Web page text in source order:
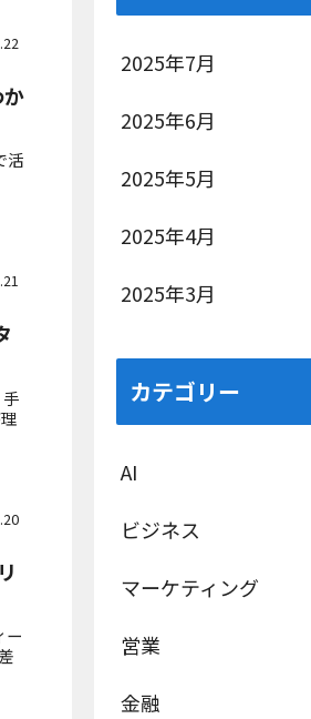
活
ー
2025年7月
2025年6月
2025年5月
2025年4月
2025年3月
カテゴリー
AI
ビジネス
マーケティング
営業
金融